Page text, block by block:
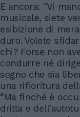
E ancora: "Vi
musicale, siete
esibizione di
duro. Volete
chi? Forse non
condurre né
sogno che sia
una rifioritura
“Ma finché è
dritta e